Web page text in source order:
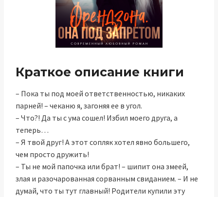
Краткое описание книги
– Пока ты под моей ответственностью, никаких
парней! – чеканю я, загоняя ее в угол.
– Что?! Да ты с ума сошел! Избил моего друга, а
теперь…
– Я твой друг! А этот сопляк хотел явно большего,
чем просто дружить!
– Ты не мой папочка или брат! – шипит она змеей,
злая и разочарованная сорванным свиданием. – И не
думай, что ты тут главный! Родители купили эту